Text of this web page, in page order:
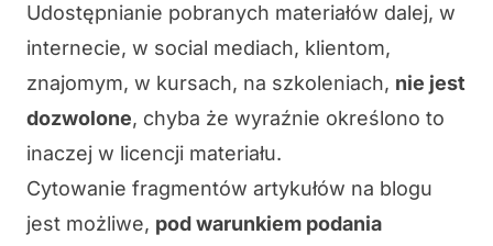
Udostępnianie pobranych materiałów dalej, w
internecie, w social mediach, klientom,
znajomym, w kursach, na szkoleniach, nie jest
dozwolone, chyba że wyraźnie określono to
inaczej w licencji materiału.
Cytowanie fragmentów artykułów na blogu
jest możliwe, pod warunkiem podania